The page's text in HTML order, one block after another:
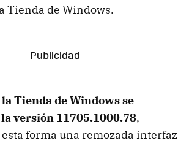
Tienda de Windows.
la Tienda de Windows se
versión 11705.1000.78,
forma una remozada interfaz